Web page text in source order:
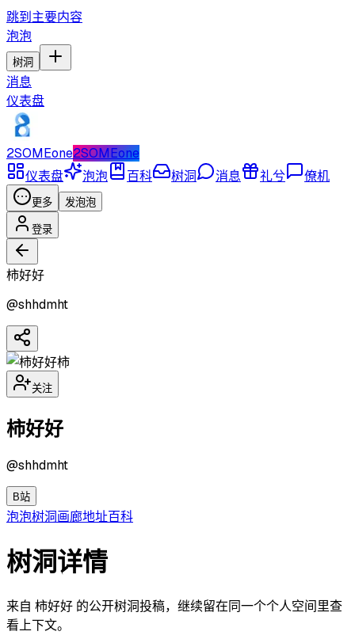
跳到主要内容
泡泡
树洞
消息
仪表盘
2SOMEone2SOMEone
仪表盘
泡泡 百科 树洞 消息 礼兮 僚机
更多 发泡泡
登录
柿好好
@shhdmht
柿
关注
柿好好
@shhdmht
B站
泡泡树洞画廊地址百科
树洞详情
来自 柿好好 的公开树洞投稿，继续留在同一个个人空间里查
看上下文。